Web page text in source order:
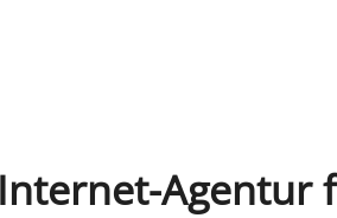
Internet-Agentur